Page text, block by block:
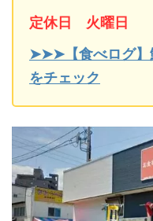
定休日 火曜日
➤➤➤【食べログ】
をチェック